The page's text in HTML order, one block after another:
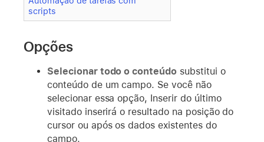
scripts
Opções
Selecionar todo o conteúdo substitui o
conteúdo de um campo. Se você não
selecionar essa opção, Inserir do último
visitado inserirá o resultado na posição do
cursor ou após os dados existentes do
campo.